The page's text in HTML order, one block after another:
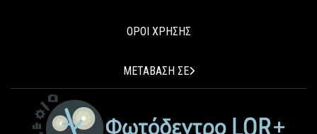
ΟΡΟΙ ΧΡΗΣΗΣ
ΜΕΤΑΒΑΣΗ ΣΕ